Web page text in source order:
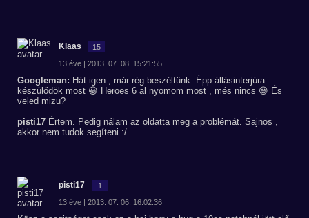
Klaas 15
13 éve | 2013. 07. 08. 15:21:55
Googleman: Hát igen , már rég beszéltünk. Épp állásinterjúra
készülődök most 😀 Heroes 6 al nyomom most , més nincs 😃 És
veled mizu?
pisti17 Értem. Pedig nálam az oldatta meg a problémát. Sajnos ,
akkor nem tudok segíteni :/
pisti17 1
13 éve | 2013. 07. 06. 16:02:36